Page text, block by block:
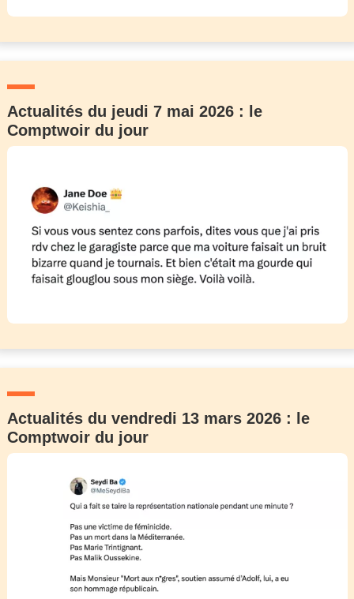
Actualités du jeudi 7 mai 2026 : le
Comptwoir du jour
Actualités du vendredi 13 mars 2026 : le
Comptwoir du jour